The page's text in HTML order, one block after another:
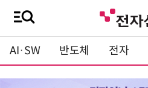
AI·SW 반도체 전자